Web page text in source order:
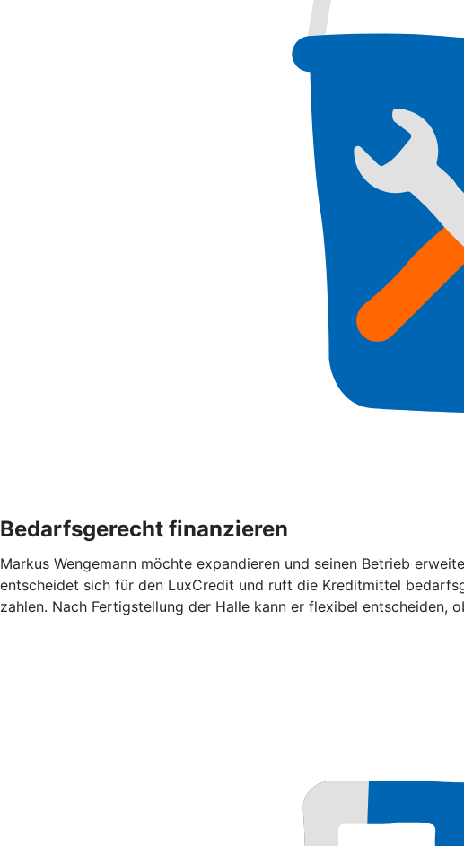
Bedarfsgerecht finanzieren
Markus Wengemann möchte expandieren und seinen Betrieb
entscheidet sich für den LuxCredit und ruft die Kreditmittel
zahlen. Nach Fertigstellung der Halle kann er flexibel